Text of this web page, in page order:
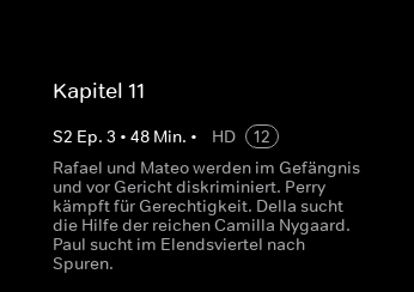
Kapitel 11
S2 Ep. 3 • 48Min. • HD
12
Rafael und Mateo werden im Gefängnis
und vor Gericht diskriminiert. Perry
kämpft für Gerechtigkeit. Della sucht
die Hilfe der reichen Camilla Nygaard.
Paul sucht im Elendsviertel nach
Spuren.